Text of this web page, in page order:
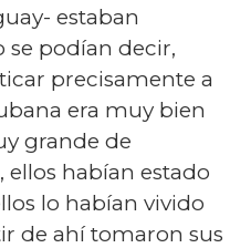
estaban
se podían decir,
precisamente a
era muy bien
grande de
ellos habían estado
lo habían vivido
de ahí tomaron sus